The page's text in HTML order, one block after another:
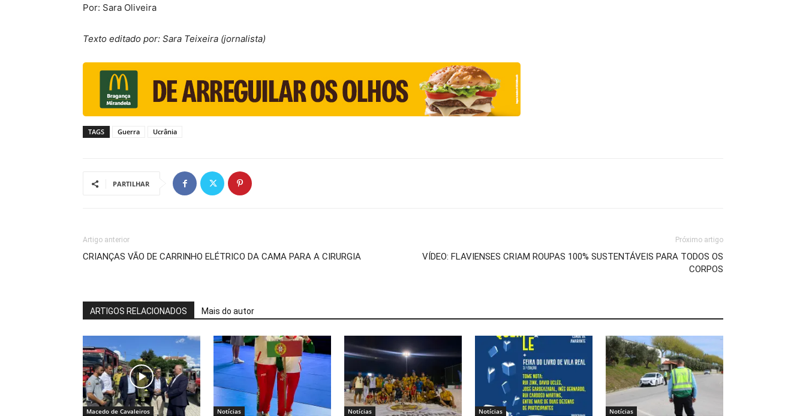
Por: Sara Oliveira
Texto editado por: Sara Teixeira (jornalista)
TAGS Guerra Ucrânia
PARTILHAR
Artigo anterior
CRIANÇAS VÃO DE CARRINHO ELÉTRICO DA CAMA PARA A CIRURGIA
Próximo artigo
VÍDEO: FLAVIENSES CRIAM ROUPAS 100% SUSTENTÁVEIS PARA TODOS OS
CORPOS
ARTIGOS RELACIONADOS Mais do autor
Macedo de Cavaleiros Notícias Notícias Notícias Notícias